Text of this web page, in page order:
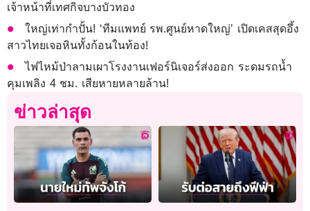
เจ้าหน้าที่เทศกิจบางบัวทอง
ใหญ่เท่ากำปั้น! ‘ทีมแพทย์ รพ.ศูนย์หาดใหญ่’ เปิดเคสสุดอึ้ง
สาวไทยเจอหินทั้งก้อนในท้อง!
ไฟไหม้ป่าลามเผาโรงงานเฟอร์นิเจอร์ส่งออก ระดมรถน้ำ
คุมเพลิง 4 ชม. เสียหายหลายล้าน!
ข่าวล่าสุด